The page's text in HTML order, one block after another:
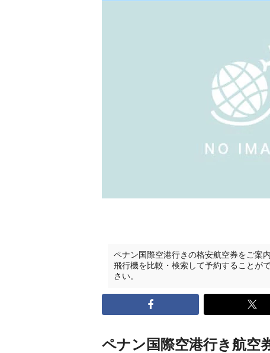
ペナン国際空港行きの格安航空券をご案
飛行機を比較・検索して予約することが
さい。
ペナン国際空港行き航空